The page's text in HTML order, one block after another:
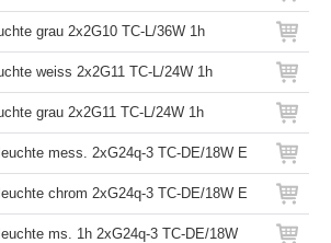
grau 2x2G10 TC-L/36W 1h
weiss 2x2G11 TC-L/24W 1h
grau 2x2G11 TC-L/24W 1h
mess. 2xG24q-3 TC-DE/18W E
chrom 2xG24q-3 TC-DE/18W E
ms. 1h 2xG24q-3 TC-DE/18W